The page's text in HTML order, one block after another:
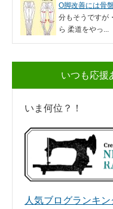
O脚改善には骨
分もそうです
ら 柔道をやっ...
いつも応援
いま何位？！
人気ブログランキン